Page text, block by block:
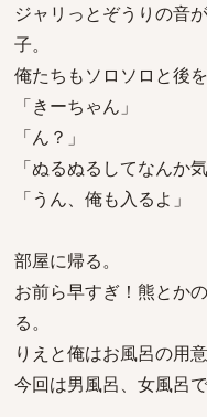
ジャリっとぞうりの音
子。
俺たちもソロソロと後を
「きーちゃん」
「ん？」
「ぬるぬるしてなんか
「うん、俺も入るよ」
部屋に帰る。
お前ら早すぎ！熊とか
る。
りえと俺はお風呂の用
今回は男風呂、女風呂で